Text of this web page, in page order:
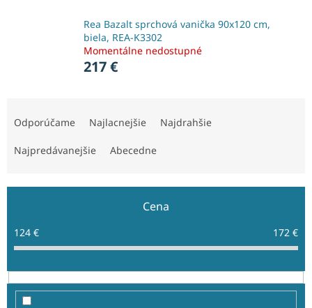
Rea Bazalt sprchová vanička 90x120 cm,
biela, REA-K3302
Momentálne nedostupné
217 €
o
u
k
Odporúčame Najlacnejšie Najdrahšie
Najpredávanejšie Abecedne
Cena
124 € 172 €